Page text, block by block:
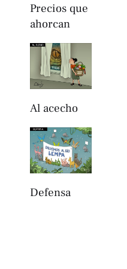
Precios que
ahorcan
Al acecho
Defensa